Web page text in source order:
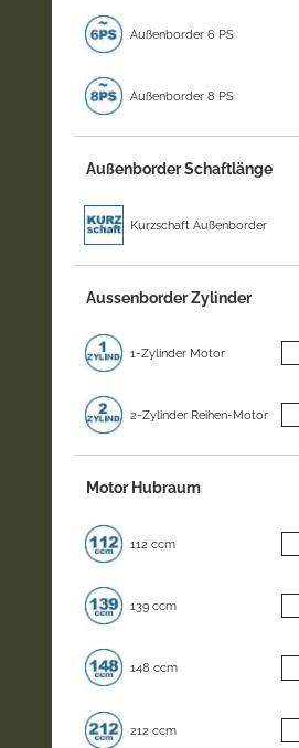
Außenborder 6 PS
Außenborder 8 PS
Außenborder Schaftlänge
Kurzschaft Außenborder
Aussenborder Zylinder
1-Zylinder Motor
2-Zylinder Reihen-Motor
Motor Hubraum
112 ccm
139 ccm
148 ccm
212 ccm